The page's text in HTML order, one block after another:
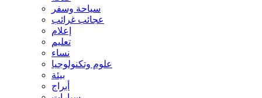
سياحة وسفر
عجائب غرائب
إعلام
تعليم
نساء
علوم وتكنولوجيا
بيئة
أبراج